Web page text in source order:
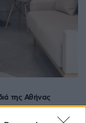
της Αθήνας